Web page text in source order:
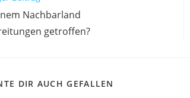
Nachbarland
getroffen?
DIR AUCH GEFALLEN